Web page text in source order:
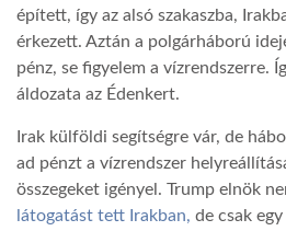
DOBRAVERO.HU
LATIMO.HU
GLOBOBOOK
épített, így az alsó szakaszba,
érkezett. Aztán a polgárháború
pénz, se figyelem a vízrendszerre.
áldozata az Édenkert.
Irak külföldi segítségre vár, de
ad pénzt a vízrendszer
összegeket igényel. Trump elnök
látogatást tett Irakban, de csak